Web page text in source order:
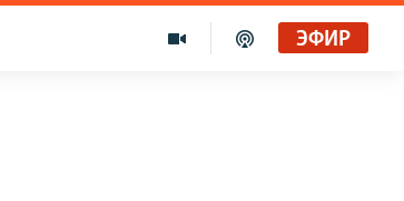
ЭФИР